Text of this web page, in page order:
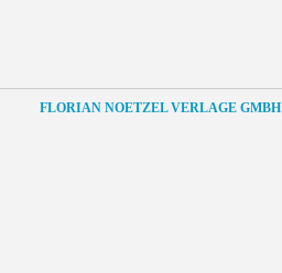
FLORIAN NOETZEL VERLAGE GMBH